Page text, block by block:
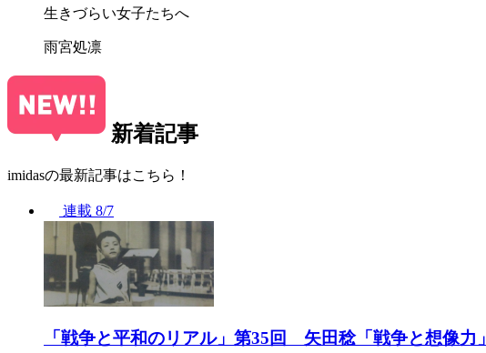
生きづらい女子たちへ
雨宮処凛
新着記事
imidasの最新記事はこちら！
連載 8/7
「戦争と平和のリアル」第35回 矢田稔「戦争と想像力」